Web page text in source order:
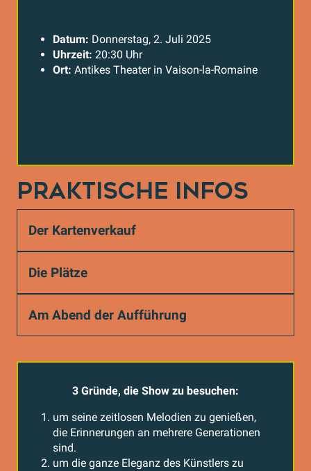
Datum: Donnerstag, 2. Juli 2025
Uhrzeit: 20:30 Uhr
Ort: Antikes Theater in Vaison-la-Romaine
PRAKTISCHE INFOS
Der Kartenverkauf
Die Plätze
Am Abend der Aufführung
3 Gründe, die Show zu besuchen:
um seine zeitlosen Melodien zu genießen,
die Erinnerungen an mehrere Generationen
sind.
um die ganze Eleganz des Künstlers zu